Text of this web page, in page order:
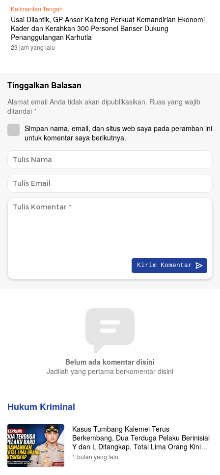
Kalimantan Tengah
Usai Dilantik, GP Ansor Kalteng Perkuat Kemandirian Ekonomi
Kader dan Kerahkan 300 Personel Banser Dukung
Penanggulangan Karhutla
23 jam yang lalu
Tinggalkan Balasan
Alamat email Anda tidak akan dipublikasikan. Ruas yang wajib
ditandai *
Simpan nama, email, dan situs web saya pada peramban ini
untuk komentar saya berikutnya.
Belum ada komentar disini
Jadilah yang pertama berkomentar disini
Hukum Kriminal
Kasus Tumbang Kalemei Terus
Berkembang, Dua Terduga Pelaku Berinisial
Y dan L Ditangkap, Total Lima Orang Kini
Diamankan Polisi
1 bulan yang lalu